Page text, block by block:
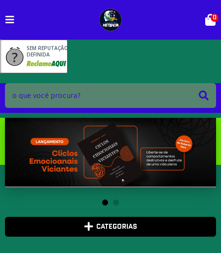
SEM REPUTAÇÃO
DEFINIDA
0
CATEGORIAS